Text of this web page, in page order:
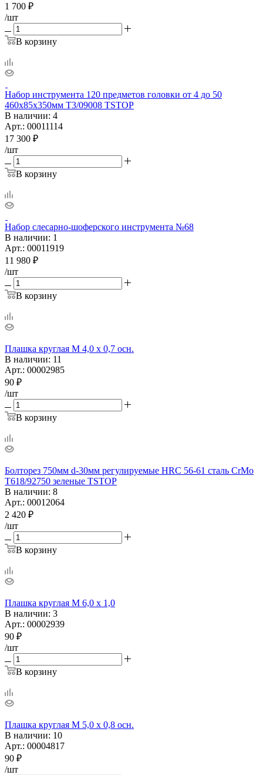
1 700 ₽
/шт
В корзину
Набор инструмента 120 предметов головки от 4 до 50
460х85х350мм T3/09008 TSTOP
В наличии: 4
Арт.: 00011114
17 300 ₽
/шт
В корзину
Набор слесарно-шоферского инструмента №68
В наличии: 1
Арт.: 00011919
11 980 ₽
/шт
В корзину
Плашка круглая М 4,0 х 0,7 осн.
В наличии: 11
Арт.: 00002985
90 ₽
/шт
В корзину
Болторез 750мм d-30мм регулируемые HRC 56-61 сталь CrMo
T618/92750 зеленые TSTOP
В наличии: 8
Арт.: 00012064
2 420 ₽
/шт
В корзину
Плашка круглая М 6,0 х 1,0
В наличии: 3
Арт.: 00002939
90 ₽
/шт
В корзину
Плашка круглая М 5,0 х 0,8 осн.
В наличии: 10
Арт.: 00004817
90 ₽
/шт